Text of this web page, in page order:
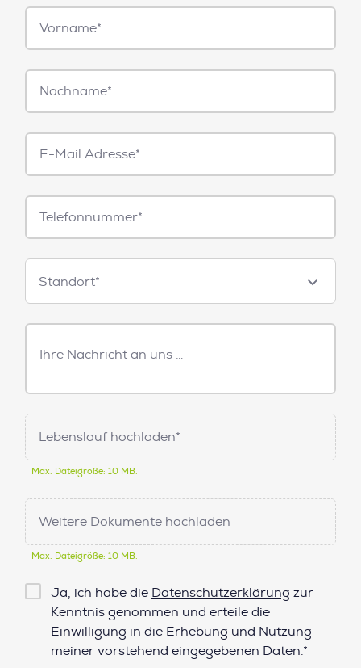
Vorname*
Nachname*
E-
Mail*
Telefonnummer
Standorte
Standort*
Freitext
Nachricht
Lebenslauf hochladen*
Max. Dateigröße: 10 MB.
Weitere Dokumente hochladen
Max. Dateigröße: 10 MB.
Checkbox
Datenschutz*
Ja, ich habe die Datenschutzerklärung zur
Kenntnis genommen und erteile die
Einwilligung in die Erhebung und Nutzung
meiner vorstehend eingegebenen Daten.*